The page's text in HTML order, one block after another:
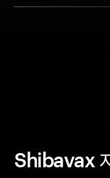
Shibavax